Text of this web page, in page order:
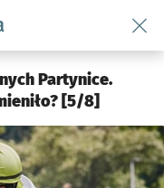
Sport i rekreacja
Partynice.
[5/8]